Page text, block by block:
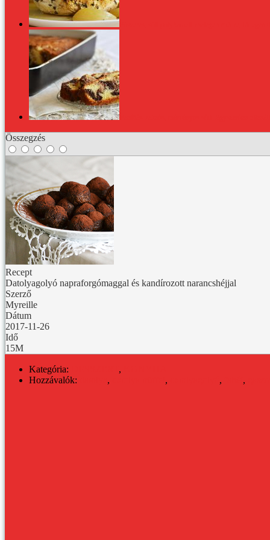
Összegzés
Recept
Datolyagolyó napraforgómaggal és kandírozott narancshéjjal
Szerző
Myreille
Dátum
2017-11-26
Idő
15M
Kategória: ,
Hozzávalók:
, , , ,